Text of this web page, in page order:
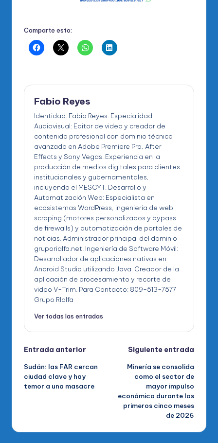
Comparte esto:
Fabio Reyes
Identidad: Fabio Reyes. Especialidad
Audiovisual: Editor de video y creador de
contenido profesional con dominio técnico
avanzado en Adobe Premiere Pro, After
Effects y Sony Vegas. Experiencia en la
producción de medios digitales para clientes
institucionales y gubernamentales,
incluyendo el MESCYT. Desarrollo y
Automatización Web: Especialista en
ecosistemas WordPress, ingeniería de web
scraping (motores personalizados y bypass
de firewalls) y automatización de portales de
noticias. Administrador principal del dominio
gruporialfa.net. Ingeniería de Software Móvil:
Desarrollador de aplicaciones nativas en
Android Studio utilizando Java. Creador de la
aplicación de procesamiento y recorte de
video V-Trim. Para Contacto: 809-513-7577
Grupo RIalfa
Ver todas las entradas
Navegación
de
entradas
Entrada anterior
Sudán: las FAR cercan
ciudad clave y hay
temor a una masacre
Siguiente entrada
Minería se consolida
como el sector de
mayor impulso
económico durante los
primeros cinco meses
de 2026